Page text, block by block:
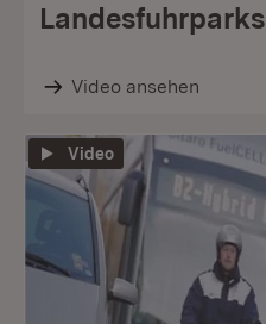
Landesfuhrparks
Video ansehen
Video